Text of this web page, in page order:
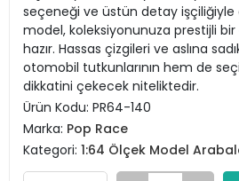
seçeneği ve üstün detay
model, koleksiyonunuza prestijli
hazır. Hassas çizgileri ve aslına
otomobil tutkunlarının hem de
dikkatini çekecek niteliktedir.
Ürün Kodu: PR64-140
Marka: Pop Race
Kategori: 1:64 Ölçek Model